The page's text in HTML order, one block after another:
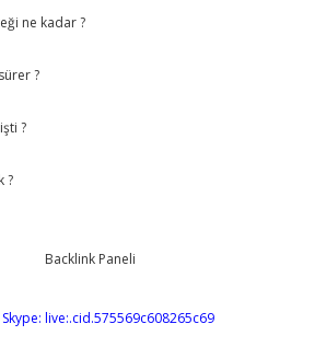
ne kadar ?
?
?
?
Skype: live:.cid.575569c608265c69